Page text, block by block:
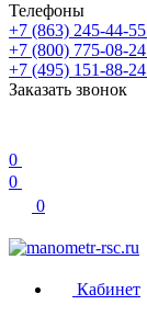
Телефоны
+7 (863) 245-44-55
+7 (800) 775-08-24
+7 (495) 151-88-24
Заказать звонок
0
0
0
Кабинет